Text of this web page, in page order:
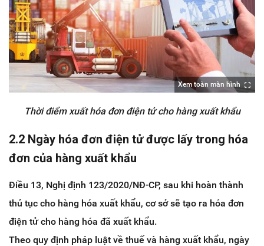
Xem toàn màn hình
Thời điểm xuất hóa đơn điện tử cho hàng xuất khẩu
2.2 Ngày hóa đơn điện tử được lấy trong hóa
đơn của hàng xuất khẩu
Điều 13, Nghị định 123/2020/NĐ-CP, sau khi hoàn thành
thủ tục cho hàng hóa xuất khẩu, cơ sở sẽ tạo ra hóa đơn
điện tử cho hàng hóa đã xuất khẩu.
Theo quy định pháp luật về thuế và hàng xuất khẩu, ngày